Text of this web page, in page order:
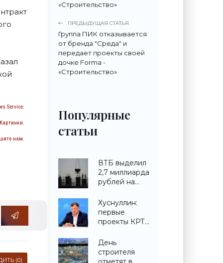
Service.
нам.
(0)
«Строительство»
ПРЕДЫДУЩАЯ СТАТЬЯ
Группа ПИК отказывается
от бренда "Среда" и
передает проекты своей
дочке Forma -
«Строительство»
Популярные
статьи
ВТБ выделил
2,7 миллиарда
рублей на
ЖК в
Симферополе -
«Строительство»
Хуснуллин:
первые
проекты КРТ
городах ДНР -
«Строительство»
День
строителя